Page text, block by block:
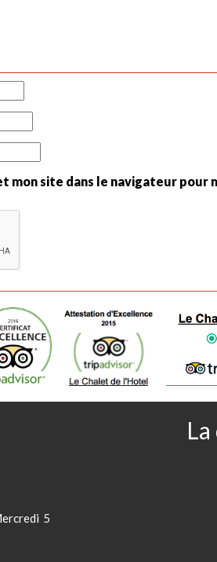
mon site dans le navigateur pour
5